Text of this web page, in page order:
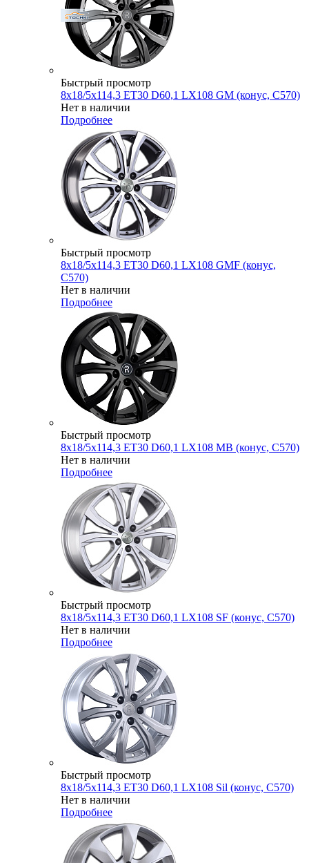
Быстрый просмотр
8x18/5x114,3 ET30 D60,1 LX108 GM (конус, C570)
Нет в наличии
Подробнее
Быстрый просмотр
8x18/5x114,3 ET30 D60,1 LX108 GMF (конус,
C570)
Нет в наличии
Подробнее
Быстрый просмотр
8x18/5x114,3 ET30 D60,1 LX108 MB (конус, C570)
Нет в наличии
Подробнее
Быстрый просмотр
8x18/5x114,3 ET30 D60,1 LX108 SF (конус, C570)
Нет в наличии
Подробнее
Быстрый просмотр
8x18/5x114,3 ET30 D60,1 LX108 Sil (конус, C570)
Нет в наличии
Подробнее